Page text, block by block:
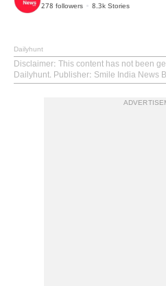
278 followers 8.3k Stories
Dailyhunt
Disclaimer: This content has not been
Dailyhunt. Publisher: Smile India News